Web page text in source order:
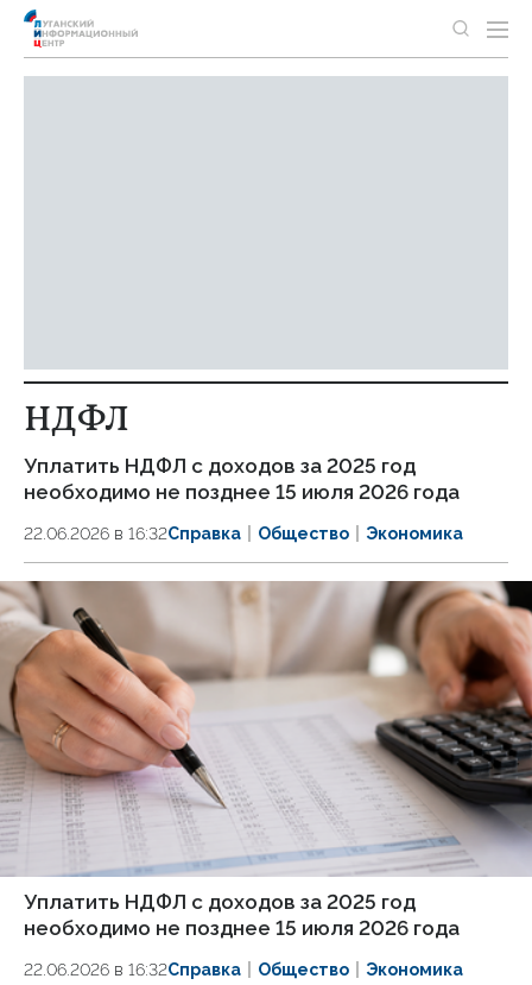
НДФЛ
Уплатить НДФЛ с доходов за 2025 год
необходимо не позднее 15 июля 2026 года
22.06.2026 в 16:32Справка Общество Экономика
Уплатить НДФЛ с доходов за 2025 год
необходимо не позднее 15 июля 2026 года
22.06.2026 в 16:32Справка Общество Экономика